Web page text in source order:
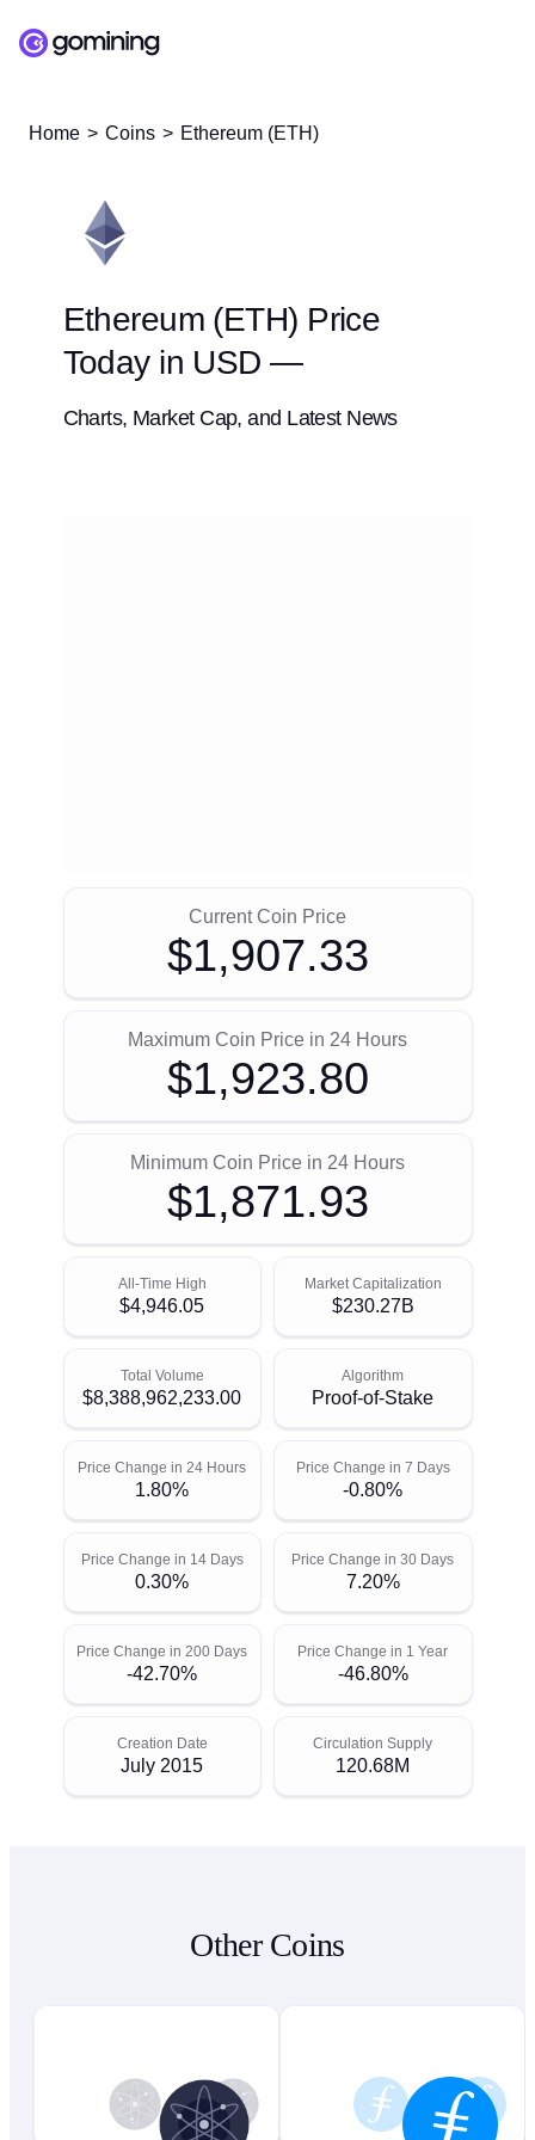
Home Coins Ethereum (ETH)
Ethereum (ETH) Price
Today in USD —
Charts, Market Cap, and Latest News
Current Coin Price
$1,907.33
Maximum Coin Price in 24 Hours
$1,923.80
Minimum Coin Price in 24 Hours
$1,871.93
All-Time High
$4,946.05
Market Capitalization
$230.27B
Total Volume
$8,388,962,233.00
Algorithm
Proof-of-Stake
Price Change in 24 Hours
1.80%
Price Change in 7 Days
-0.80%
Price Change in 14 Days
0.30%
Price Change in 30 Days
7.20%
Price Change in 200 Days
-42.70%
Price Change in 1 Year
-46.80%
Creation Date
July 2015
Circulation Supply
120.68M
Other Coins